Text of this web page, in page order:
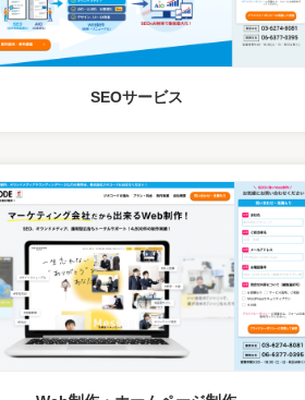
SEOサービス